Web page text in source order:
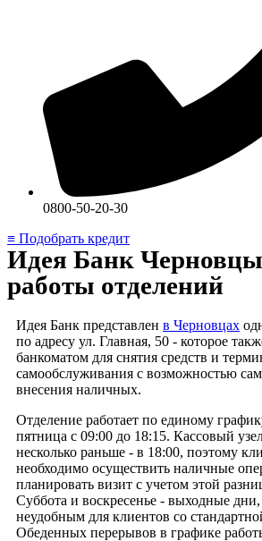
0800-50-20-30
≡ Подобрать кредит
Идея Банк
работы отделений
Идея Банк представлен в Черновцах
по адресу ул. Главная, 50 - которое
банкоматом для снятия средств и
самообслуживания с возможностью
внесения наличных.
Отделение работает по единому
пятница с 09:00 до 18:15. Кассовый
несколько раньше - в 18:00, поэтому
необходимо осуществить наличные
планировать визит с учетом этой
Суббота и воскресенье - выходные
неудобным для клиентов со
Обеденных перерывов в графике